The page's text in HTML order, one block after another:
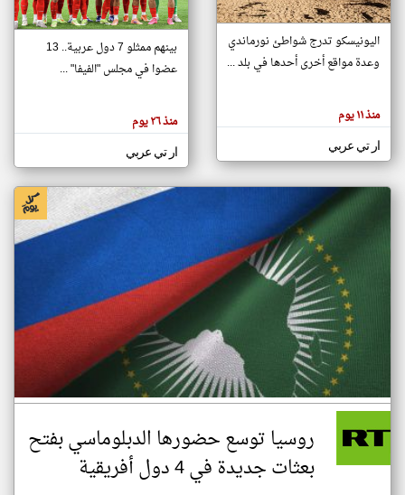
تغيير الدولة
اخبار جزر القمر على مدار الساعة
أهم اخبار جزر القمر العاجلة والمباشرة
هنا عن
وجهة
كاتبيها.
اليونيسكو تدرج شواطئ نورماندي
وعدة مواقع أخرى أحدها في بلد ...
منذ ١١ يوم
ار تي عربي
بينهم ممثلو 7 دول عربية.. 13
عضوا في مجلس "الفيفا" ...
منذ ٢٦ يوم
ار تي عربي
روسيا توسع حضورها الدبلوماسي بفتح
بعثات جديدة في 4 دول أفريقية
klyoum.com